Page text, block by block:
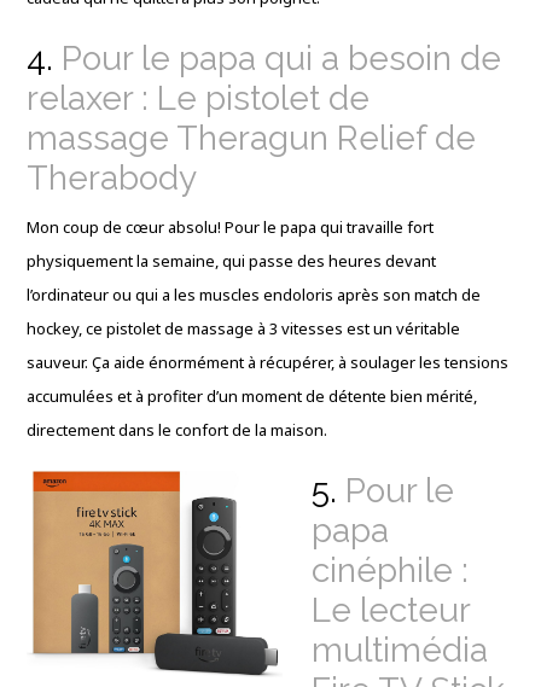
4. Pour le papa qui a besoin de
relaxer : Le pistolet de
massage Theragun Relief de
Therabody
Mon coup de cœur absolu! Pour le papa qui travaille fort
physiquement la semaine, qui passe des heures devant
l’ordinateur ou qui a les muscles endoloris après son match de
hockey, ce pistolet de massage à 3 vitesses est un véritable
sauveur. Ça aide énormément à récupérer, à soulager les tensions
accumulées et à profiter d’un moment de détente bien mérité,
directement dans le confort de la maison.
5. Pour le
papa
cinéphile :
Le lecteur
multimédia